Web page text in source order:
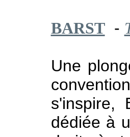
BARST -
Une
s'inspire,
dédiée à